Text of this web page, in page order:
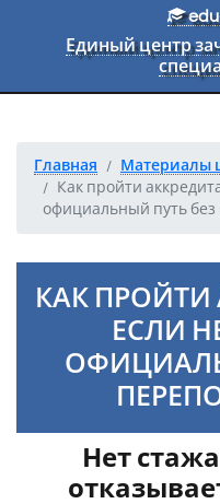
Перейти к основному тексту
Единый центр
Главная
Материалы
Как пройти
официальный путь без
КАК
ЕСЛИ
Нет